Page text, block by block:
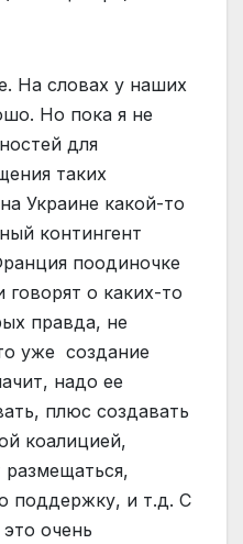
словах у наших
Но пока я не
для
таких
Украине какой-то
контингент
поодиночке
говорят о каких-то
правда, не
уже создание
надо ее
плюс создавать
коалицией,
размещаться,
поддержку, и т.д. С
очень